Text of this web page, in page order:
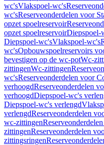
wc'sVlakspoel-wc's
wc'sReserveonderdelen voor
opzet spoelreservoir
opzet spoelreservoirDiepspoel-
Diepspoel-wc'sVlakspoel-wc's
wc'sOpbouwspoelreservoirs
bevestigen op de wc-potWc-
zittingenWc-zittingen
wc'sReserveonderdelen voor
verhoogdReserveonderdelen
verhoogdDiepspoel-wc's
Diepspoel-wc's verlengd
verlengdReserveonderdelen
wc-zittingen
zittingenReserveonderdelen
zittingsringen